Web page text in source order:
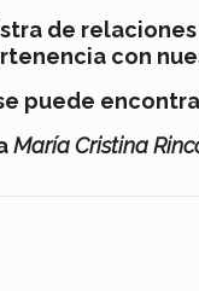
de
con
puede
María Cristina